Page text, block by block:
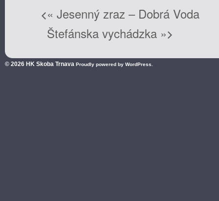
« Jesenný zraz – Dobrá Voda
Štefánska vychádzka »
© 2026 HK Skoba Trnava Proudly powered by WordPress.